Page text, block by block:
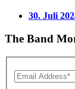
30. Juli
The Band